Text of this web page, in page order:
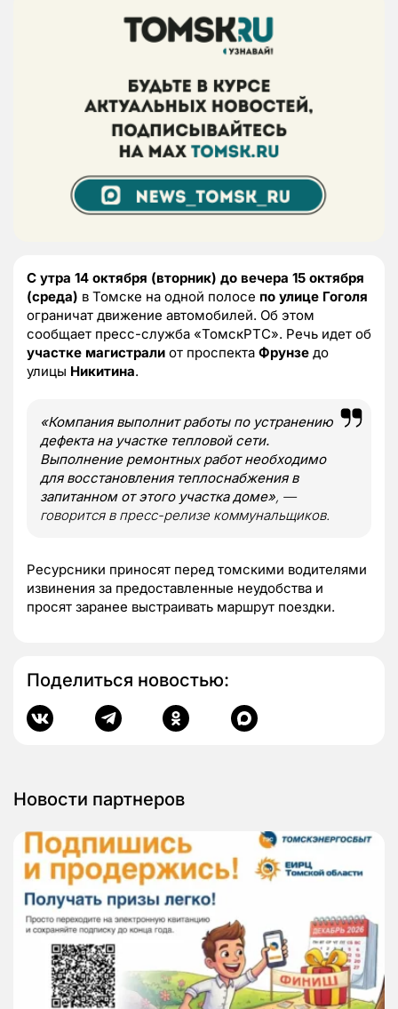
С утра 14 октября (вторник) до вечера 15 октября
(среда) в Томске на одной полосе по улице Гоголя
ограничат движение автомобилей. Об этом
сообщает пресс-служба «ТомскРТС». Речь идет об
участке магистрали от проспекта Фрунзе до
улицы Никитина.
«Компания выполнит работы по устранению
дефекта на участке тепловой сети.
Выполнение ремонтных работ необходимо
для восстановления теплоснабжения в
запитанном от этого участка доме», —
говорится в пресс-релизе коммунальщиков.
Ресурсники приносят перед томскими водителями
извинения за предоставленные неудобства и
просят заранее выстраивать маршрут поездки.
Поделиться новостью:
Новости партнеров